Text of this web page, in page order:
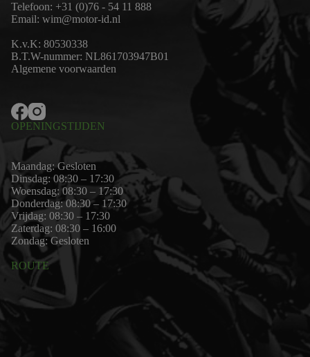
Telefoon: +31 (0)76 - 54 11 888
Email: wim@motor-id.nl
K.v.K: 80530338
B.T.W-nummer: NL861703947B01
Algemene voorwaarden
OPENINGSTIJDEN
Maandag: Gesloten
Dinsdag: 08:30 – 17:30
Woensdag: 08:30 – 17:30
Donderdag: 08:30 – 17:30
Vrijdag: 08:30 – 17:30
Zaterdag: 08:30 – 16:00
Zondag: Gesloten
ROUTE